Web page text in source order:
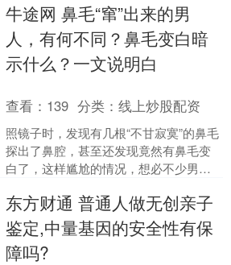
心慌慌，烧得车....
牛途网 鼻毛“窜”出来的男
人，有何不同？鼻毛变白暗
示什么？一文说明白
查看： 139 分类：线上炒股配资
照镜子时，发现有几根“不甘寂寞”的鼻毛
探出了鼻腔，甚至还发现竟然有鼻毛变
白了，这样尴尬的情况，想必不少男士
异常变化，究竟是生....
东方财通 普通人做无创亲子
鉴定,中量基因的安全性有保
障吗?